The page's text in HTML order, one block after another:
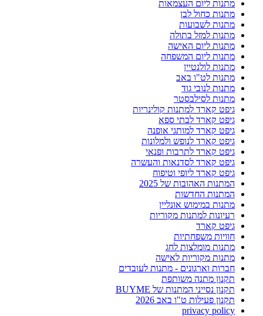
מתנות ליום העצמאות
מתנות כחול לבן
מתנות לשבועות
מתנות למזל בתולה
מתנות ליום האישה
מתנות ליום המשפחה
מתנות לולנטיין
מתנות לט"ו באב
מתנות לנובי גוד
מתנות לסילבסטר
גיפט קארד למתנות קולינריות
גיפט קארד לבתי ספא
גיפט קארד למותגי אופנה
גיפט קארד לנופש ולמלונות
גיפט קארד לתרבות ופנאי
גיפט קארד לסדנאות והעשרה
גיפט קארד ליופי וטיפוח
המתנות האהובות של 2025
המתנות החדשות
מתנות במימוש אונליין
רעיונות למתנות מקוריות
גיפט קארד
חוויות משפחתיות
מתנות מומלצות לחג
מתנות מקוריות לאישה
חברות וארגונים - מתנות לעובדים
תקנון מתנה משותפת
תקנון נסייני המתנות של BUYME
תקנון פעילות ט"ו באב 2026
privacy policy